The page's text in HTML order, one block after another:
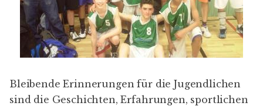
Bleibende Erinnerungen für die Jugendlichen
sind die Geschichten, Erfahrungen, sportlichen